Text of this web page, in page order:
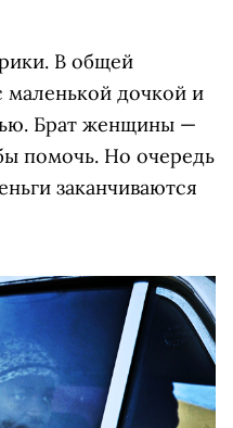
В общей
маленькой дочкой и
Брат женщины —
помочь. Но очередь
заканчиваются